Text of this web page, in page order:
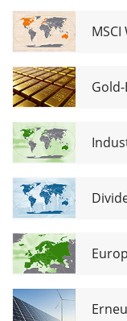
Advanced
UCITS ETF USD
(Acc)